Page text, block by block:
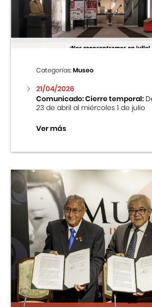
Centro Cultural Peruano
Museo de la Inmigración
Fondo Editorial
Teatro Peruano Japonés
Categorías:Museo
21/04/2026
Comunicado: Cierre temporal:
23 de abril al miércoles 1 de julio
Ver más